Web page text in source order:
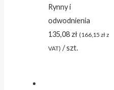
Rynny i
odwodnienia
135,08 zł (166,15złz
VAT) / szt.